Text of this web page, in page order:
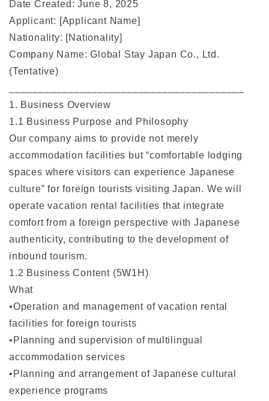
Date Created: June 8, 2025
Applicant: [Applicant Name]
Nationality: [Nationality]
Company Name: Global Stay Japan Co., Ltd.
(Tentative)
1. Business Overview
1.1 Business Purpose and Philosophy
Our company aims to provide not merely
accommodation facilities but “comfortable lodging
spaces where visitors can experience Japanese
culture” for foreign tourists visiting Japan. We will
operate vacation rental facilities that integrate
comfort from a foreign perspective with Japanese
authenticity, contributing to the development of
inbound tourism.
1.2 Business Content (5W1H)
What
•Operation and management of vacation rental
facilities for foreign tourists
•Planning and supervision of multilingual
accommodation services
•Planning and arrangement of Japanese cultural
experience programs